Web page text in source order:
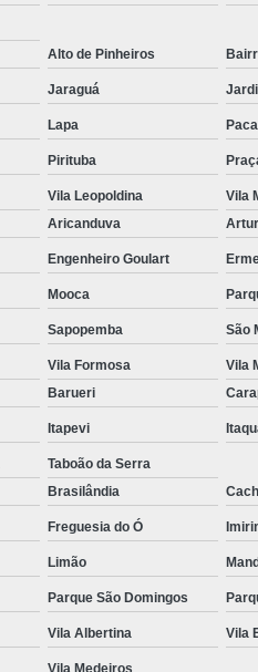
Alto de Pinheiros
Jaraguá
Lapa
Pirituba
Vila Leopoldina Vila
Aricanduva
Engenheiro Goulart
Mooca
Sapopemba São
Vila Formosa Vila
Barueri
Itapevi
Taboão da Serra
Brasilândia
Freguesia do Ó
Limão
Parque São Domingos
Vila Albertina Vila
Vila Medeiros